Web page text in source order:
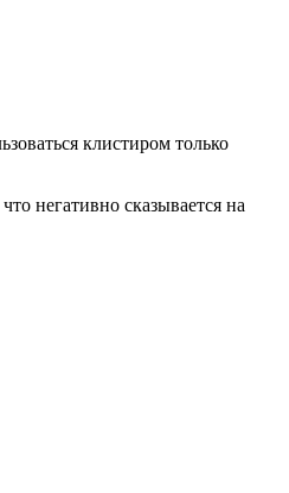
клистиром только
негативно сказывается на